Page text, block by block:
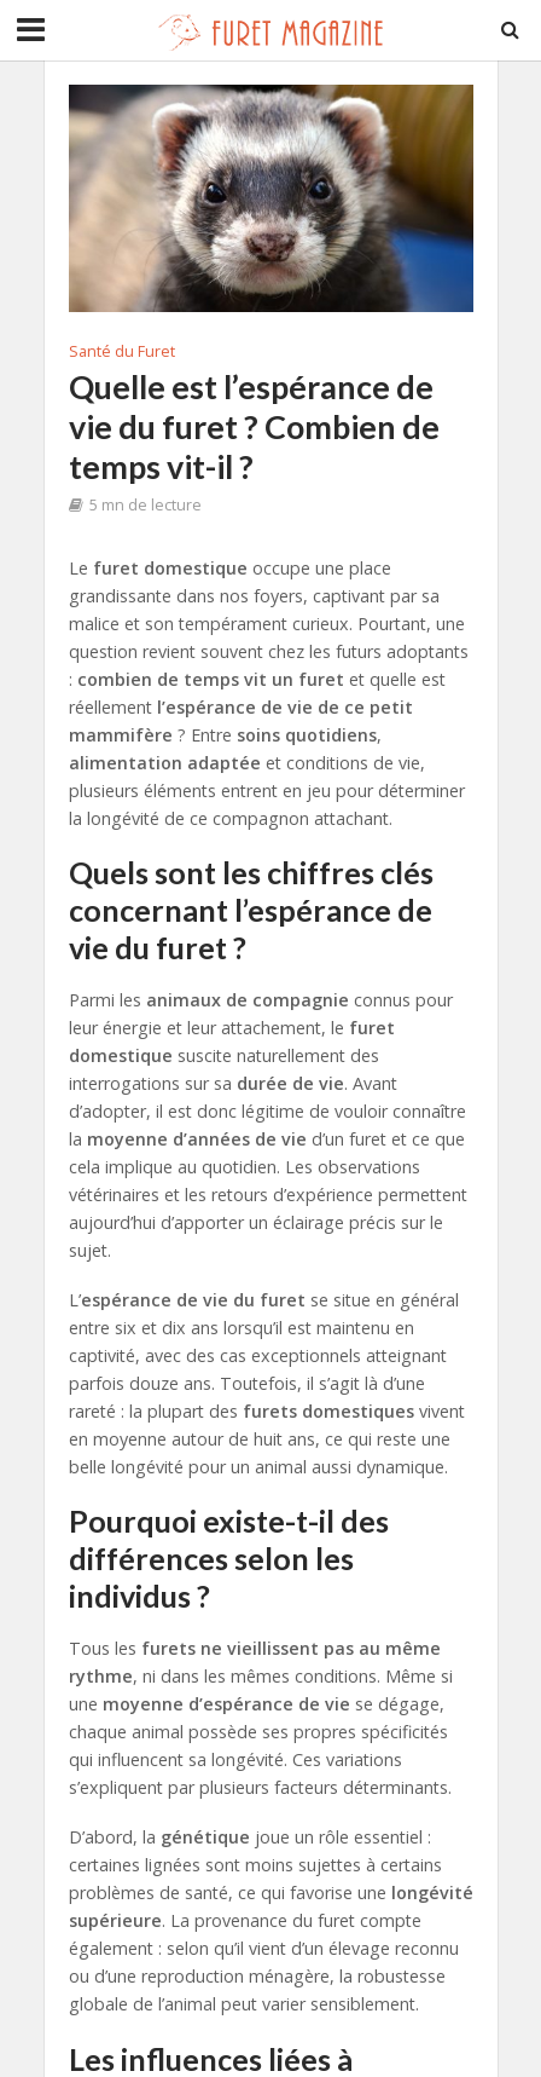
Santé du Furet
Quelle est l’espérance de
vie du furet ? Combien de
temps vit-il ?
5 mn de lecture
Le furet domestique occupe une place
grandissante dans nos foyers, captivant par sa
malice et son tempérament curieux. Pourtant, une
question revient souvent chez les futurs adoptants
: combien de temps vit un furet et quelle est
réellement l’espérance de vie de ce petit
mammifère ? Entre soins quotidiens,
alimentation adaptée et conditions de vie,
plusieurs éléments entrent en jeu pour déterminer
la longévité de ce compagnon attachant.
Quels sont les chiffres clés
concernant l’espérance de
vie du furet ?
Parmi les animaux de compagnie connus pour
leur énergie et leur attachement, le furet
domestique suscite naturellement des
interrogations sur sa durée de vie. Avant
d’adopter, il est donc légitime de vouloir connaître
la moyenne d’années de vie d’un furet et ce que
cela implique au quotidien. Les observations
vétérinaires et les retours d’expérience permettent
aujourd’hui d’apporter un éclairage précis sur le
sujet.
L’espérance de vie du furet se situe en général
entre six et dix ans lorsqu’il est maintenu en
captivité, avec des cas exceptionnels atteignant
parfois douze ans. Toutefois, il s’agit là d’une
rareté : la plupart des furets domestiquesvivent
en moyenne autour de huit ans, ce qui reste une
belle longévité pour un animal aussi dynamique.
Pourquoi existe-t-il des
différences selon les
individus ?
Tous les furets ne vieillissent pas au même
rythme, ni dans les mêmes conditions. Même si
une moyenne d’espérance de vie se dégage,
chaque animal possède ses propres spécificités
qui influencent sa longévité. Ces variations
s’expliquent par plusieurs facteurs déterminants.
D’abord, la génétique joue un rôle essentiel :
certaines lignées sont moins sujettes à certains
problèmes de santé, ce qui favorise une longévité
supérieure. La provenance du furet compte
également : selon qu’il vient d’un élevage reconnu
ou d’une reproduction ménagère, la robustesse
globale de l’animal peut varier sensiblement.
Les influences liées à